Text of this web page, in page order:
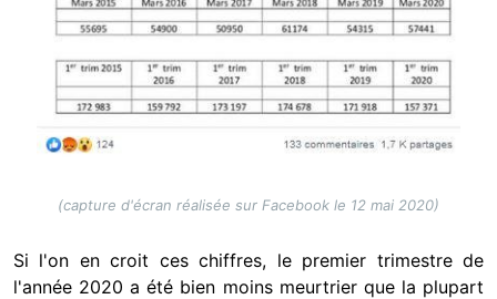
(capture d'écran réalisée sur Facebook le 12 mai 2020)
Si l'on en croit ces chiffres, le premier trimestre de
l'année 2020 a été bien moins meurtrier que la plupart